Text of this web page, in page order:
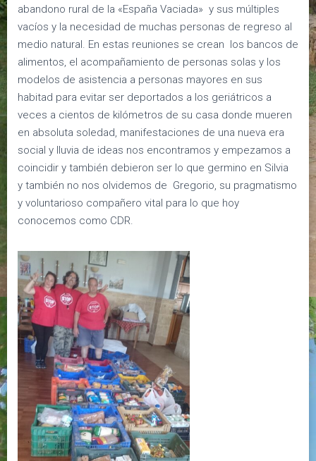
abandono rural de la «España Vaciada» y sus múltiples
vacíos y la necesidad de muchas personas de regreso al
medio natural. En estas reuniones se crean los bancos de
alimentos, el acompañamiento de personas solas y los
modelos de asistencia a personas mayores en sus
habitad para evitar ser deportados a los geriátricos a
veces a cientos de kilómetros de su casa donde mueren
en absoluta soledad, manifestaciones de una nueva era
social y lluvia de ideas nos encontramos y empezamos a
coincidir y también debieron ser lo que germino en Silvia
y también no nos olvidemos de Gregorio, su pragmatismo
y voluntarioso compañero vital para lo que hoy
conocemos como CDR.